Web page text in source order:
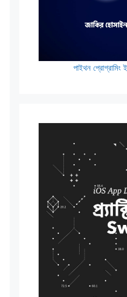
পাইথন প্রোগ্রামিং